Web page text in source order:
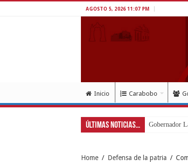
AGOSTO 5, 2026 11:07 PM
Inicio Carabobo
Últimas Noticias... Gobernador
Home / Defensa de la patria /